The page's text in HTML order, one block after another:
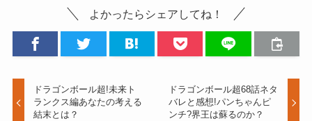
よかったらシェアしてね！
ドラゴンボール超!未来ト
ランクス編あなたの考える
結末とは？
ドラゴンボール超68話ネタ
バレと感想!パンちゃんピ
ンチ?界王は蘇るのか？